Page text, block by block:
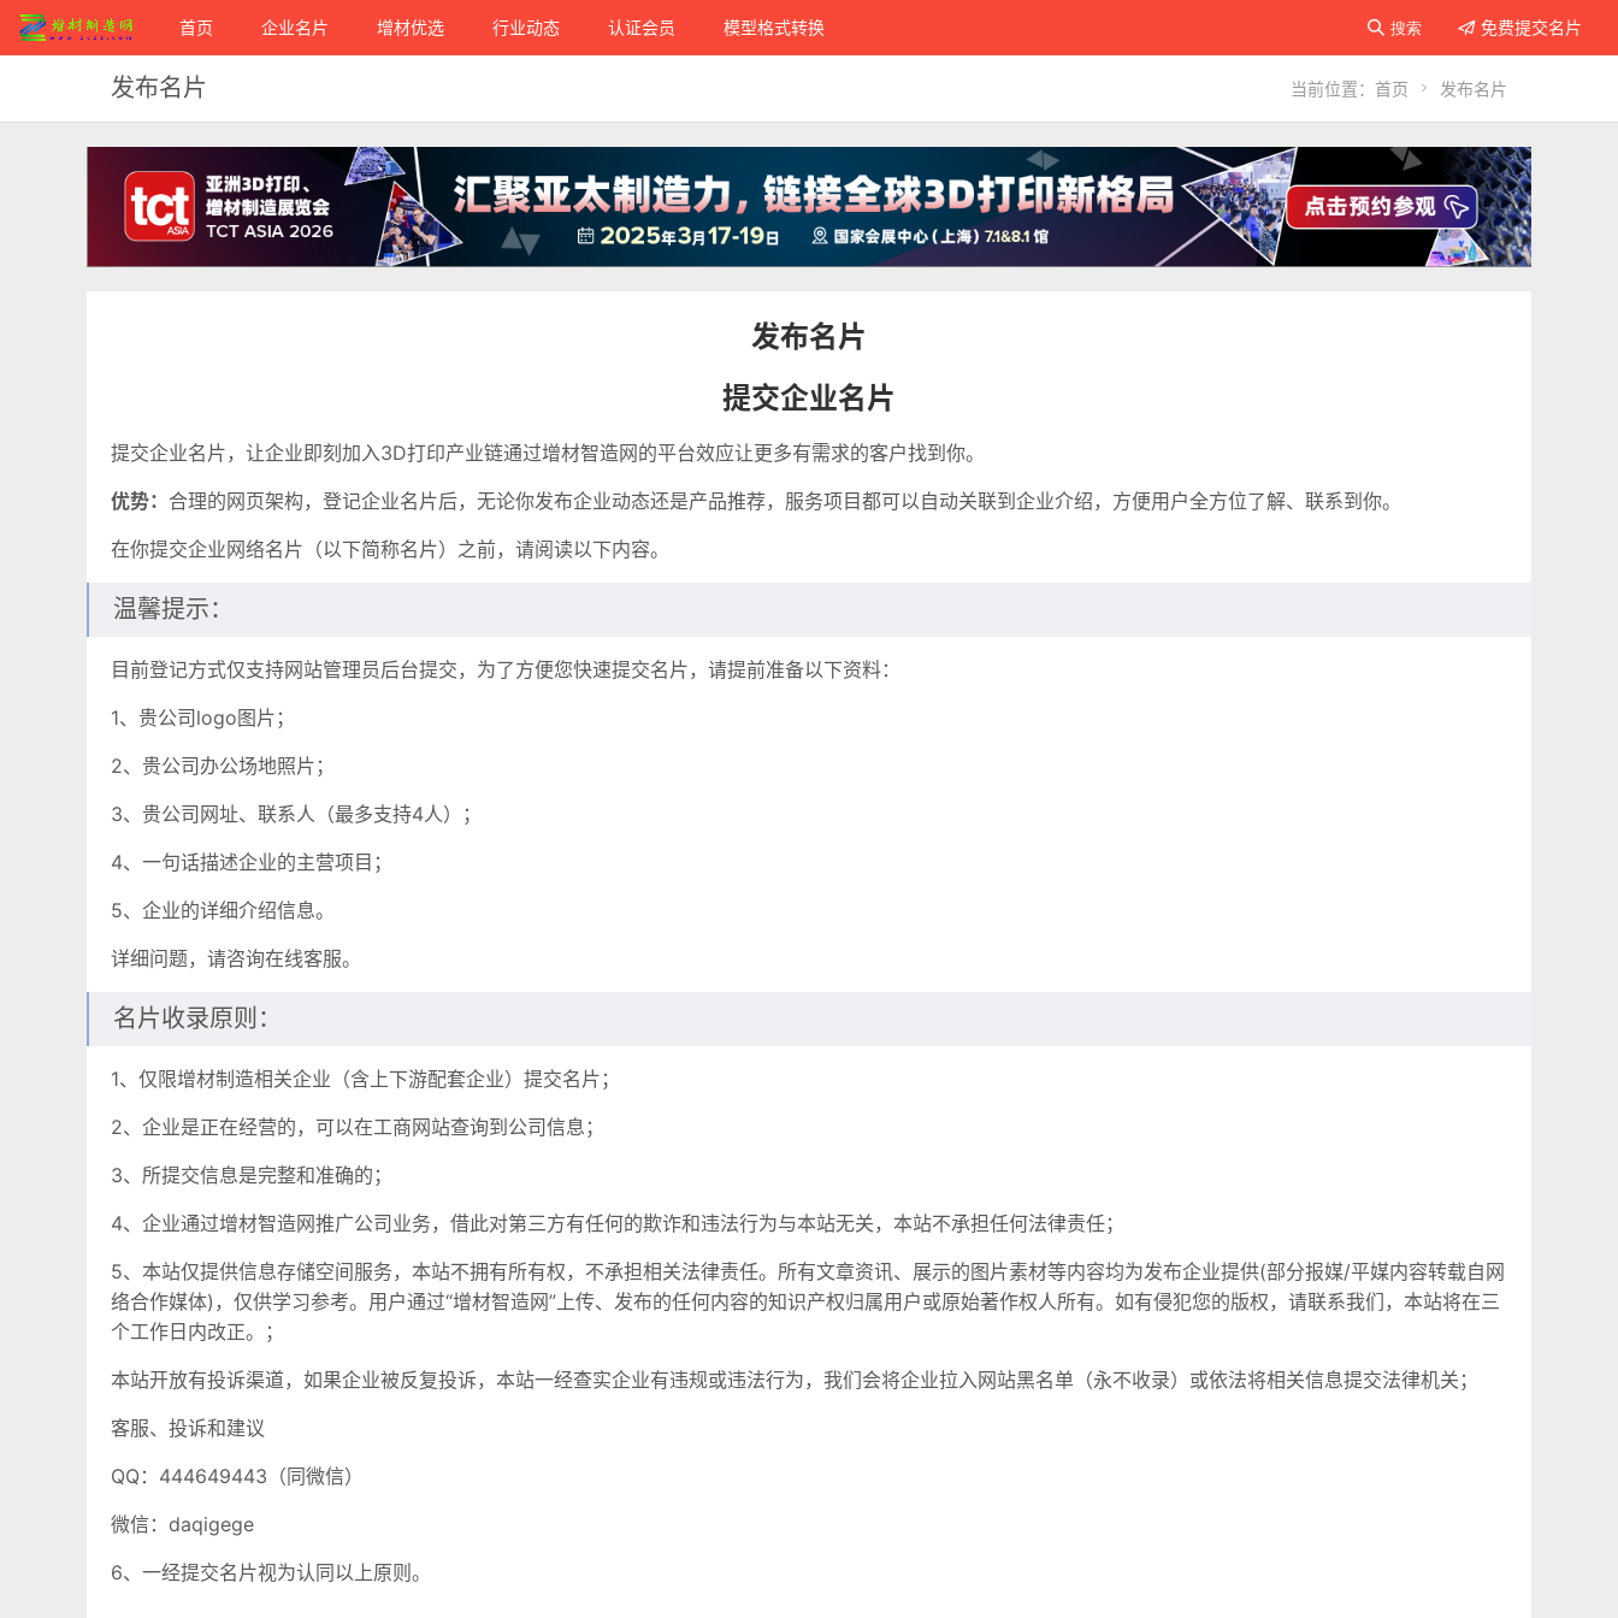
 免费提交名片
 搜索
首页 企业名片 增材优选 行业动态 认证会员 模型格式转换
发布名片 当前位置： 首页  发布名片
发布名片
提交企业名片
提交企业名片，让企业即刻加入3D打印产业链通过增材智造网的平台效应让更多有需求的客户找到你。
优势： 合理的网页架构，登记企业名片后，无论你发布企业动态还是产品推荐，服务项目都可以自动关联到企业介绍，方便用户全方位了解、联系到你。
在你提交企业网络名片（以下简称名片）之前，请阅读以下内容。
温馨提示：
目前登记方式仅支持网站管理员后台提交，为了方便您快速提交名片，请提前准备以下资料：
1、贵公司logo图片；
2、贵公司办公场地照片；
3、贵公司网址、联系人（最多支持4人）；
4、一句话描述企业的主营项目；
5、企业的详细介绍信息。
详细问题，请咨询在线客服。
名片收录原则：
1、仅限增材制造相关企业（含上下游配套企业）提交名片；
2、企业是正在经营的，可以在工商网站查询到公司信息；
3、所提交信息是完整和准确的；
4、企业通过增材智造网推广公司业务，借此对第三方有任何的欺诈和违法行为与本站无关，本站不承担任何法律责任；
5、 本站仅提供信息存储空间服务，本站不拥有所有权，不承担相关法律责任。所有文章资讯、展示的图片素材等内容均为发布企业提供(部分报媒/平媒内容转载自网
络合作媒体)，仅供学习参考。用户通过“增材智造网”上传、发布的任何内容的知识产权归属用户或原始著作权人所有。如有侵犯您的版权，请联系我们，本站将在三
个工作日内改正。；
本站开放有投诉渠道，如果企业被反复投诉，本站一经查实企业有违规或违法行为，我们会将企业拉入网站黑名单（永不收录）或依法将相关信息提交法律机关；
客服、投诉和建议
QQ：444649443（同微信）
微信：daqigege
6、一经提交名片视为认同以上原则。